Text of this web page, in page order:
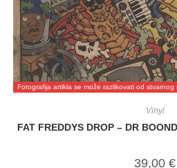
Fotografija artikla se može razlikovati od stvarnog
Vinyl
FAT FREDDYS DROP – DR
39,00 €